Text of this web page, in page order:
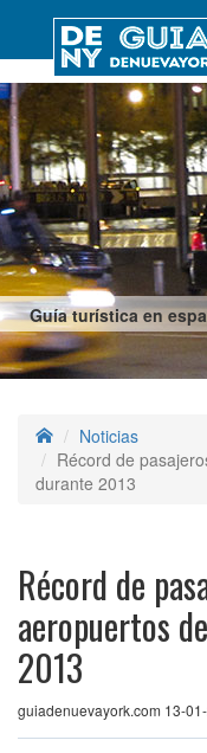
Guía turística en
Noticias
Récord de
durante 2013
Récord de
aeropuertos
2013
guiadenuevayork.com 13-